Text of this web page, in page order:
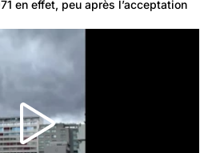
en effet, peu après l’acceptation